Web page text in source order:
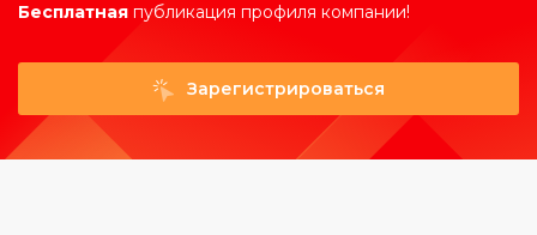
Бесплатная публикация профиля компании!
Зарегистрироваться